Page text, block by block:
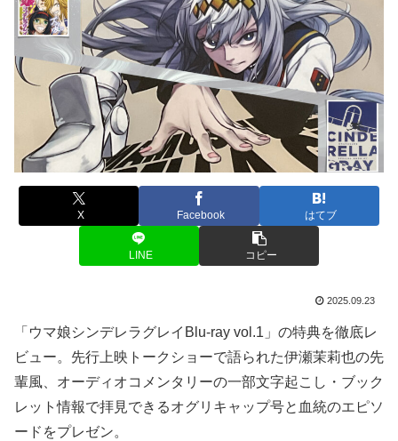
X Facebook はてブ
LINE コピー
2025.09.23
「ウマ娘シンデレラグレイBlu-ray vol.1」の特典を徹底レ
ビュー。先行上映トークショーで語られた伊瀬茉莉也の先
輩風、オーディオコメンタリーの一部文字起こし・ブック
レット情報で拝見できるオグリキャップ号と血統のエピソ
ードをプレゼン。